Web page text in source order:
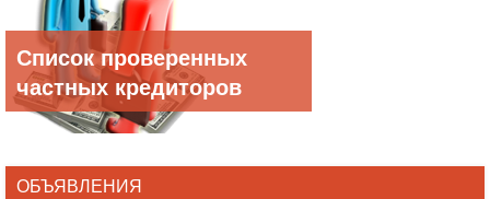
Список проверенных
частных кредиторов
ОБЪЯВЛЕНИЯ